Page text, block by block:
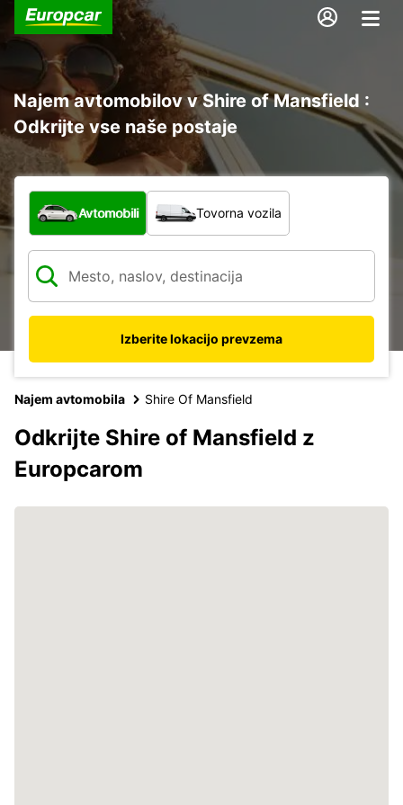
Najem avtomobilov v Shire of Mansfield :
Odkrijte vse naše postaje
Katera vrsta vozila?
Avtomobili Tovorna vozila
Izberite lokacijo prevzema
Najem avtomobila Shire Of Mansfield
Odkrijte Shire of Mansfield z
Europcarom